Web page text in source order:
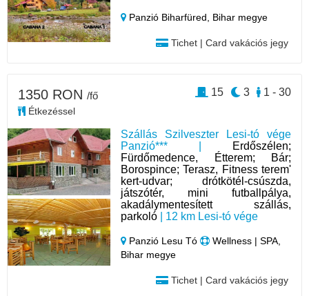
Panzió Biharfüred, Bihar megye
Tichet | Card vakációs jegy
Szállás Szilveszter Lesi-tó vége
Panzió*** |
Erdőszélen;
Fürdőmedence, Étterem; Bár;
Borospince; Terasz, Fitness terem'
kert-udvar; drótkötél-csúszda,
játszótér, mini futballpálya,
akadálymentesített szállás,
parkoló | 12 km Lesi-tó vége
Panzió Lesu Tó
Wellness | SPA,
Bihar megye
Tichet | Card vakációs jegy
1350 RON /fő
Étkezéssel
1 - 30
3
15